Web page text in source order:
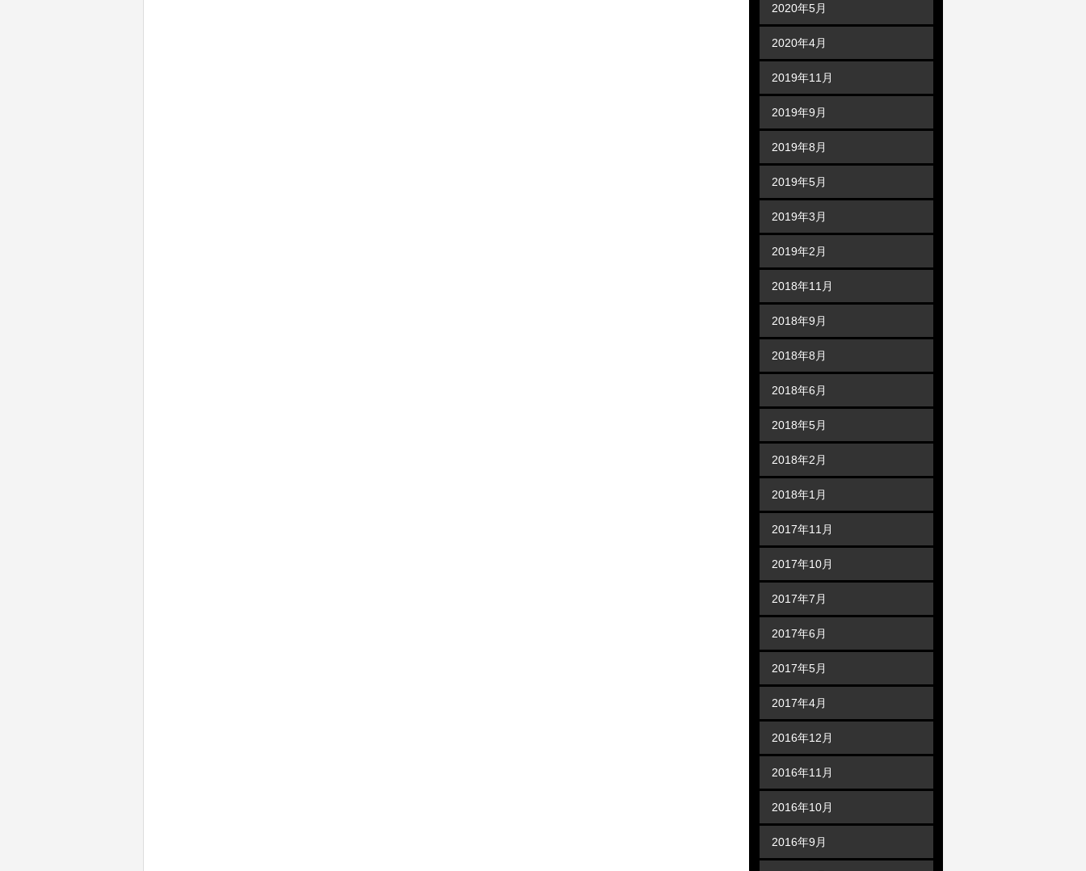
2020年5月
2020年4月
2019年11月
2019年9月
2019年8月
2019年5月
2019年3月
2019年2月
2018年11月
2018年9月
2018年8月
2018年6月
2018年5月
2018年2月
2018年1月
2017年11月
2017年10月
2017年7月
2017年6月
2017年5月
2017年4月
2016年12月
2016年11月
2016年10月
2016年9月